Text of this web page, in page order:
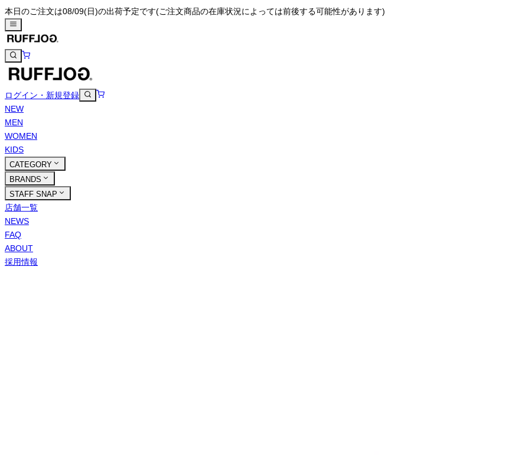
本日のご注文は08/09(日)の出荷予定です(ご注文商品の在庫状況によっては前後する可能性があります)
ログイン・新規登録
NEW
MEN
WOMEN
KIDS
CATEGORY
BRANDS
STAFF SNAP
店舗一覧
NEWS
FAQ
ABOUT
採用情報